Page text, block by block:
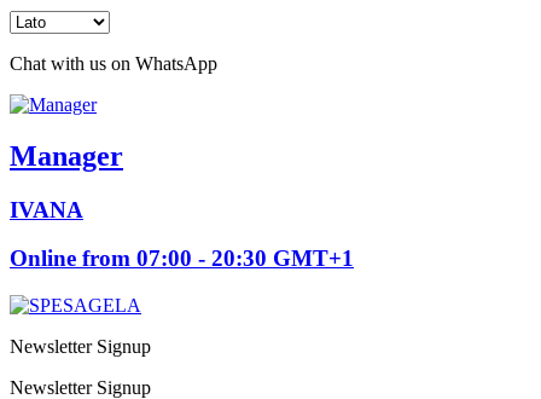
Chat with us on WhatsApp
Manager
IVANA
Online from 07:00 - 20:30 GMT+1
Newsletter Signup
Newsletter Signup